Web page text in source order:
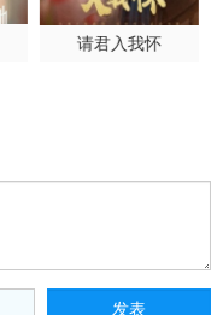
请君入我怀